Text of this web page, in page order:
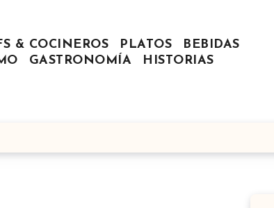
& COCINEROS PLATOS
BEBIDAS
GASTRONOMÍA HISTORIAS